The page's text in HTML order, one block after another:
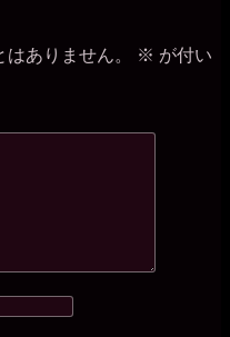
ありません。 ※ が付い